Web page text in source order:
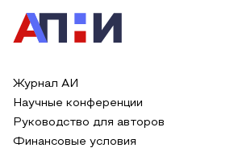
Журнал АИ
Научные конференции
Руководство для авторов
Финансовые условия